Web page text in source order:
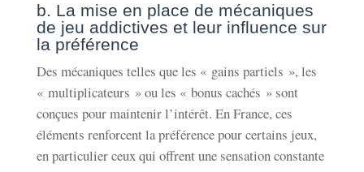
b. La mise en place de mécaniques
de jeu addictives et leur influence sur
la préférence
Des mécaniques telles que les « gains partiels », les
« multiplicateurs » ou les « bonus cachés » sont
conçues pour maintenir l’intérêt. En France, ces
éléments renforcent la préférence pour certains jeux,
en particulier ceux qui offrent une sensation constante